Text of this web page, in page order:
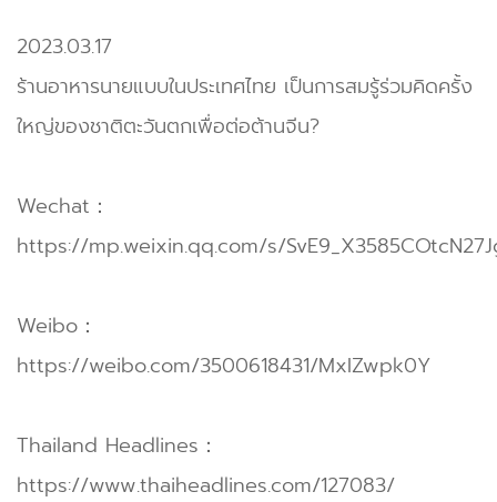
2023.03.17
ร้านอาหารนายแบบในประเทศไทย เป็นการสมรู้ร่วมคิดครั้ง
ใหญ่ของชาติตะวันตกเพื่อต่อต้านจีน?
Wechat：
https://mp.weixin.qq.com/s/
Weibo：
https://weibo.com/3500618431/MxIZwpk0Y
Thailand Headlines：
https://www.thaiheadlines.com/127083/